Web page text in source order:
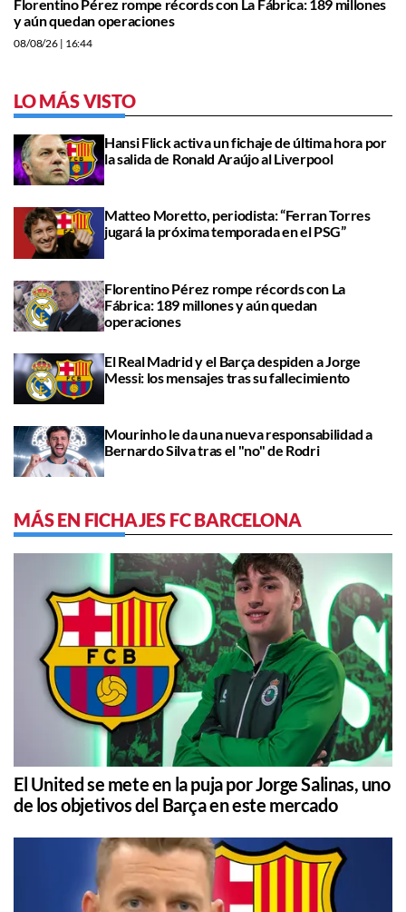
Florentino Pérez rompe récords con La Fábrica: 189 millones
y aún quedan operaciones
08/08/26 | 16:44
LO MÁS VISTO
Hansi Flick activa un fichaje de última hora por
la salida de Ronald Araújo al Liverpool
Matteo Moretto, periodista: “Ferran Torres
jugará la próxima temporada en el PSG”
Florentino Pérez rompe récords con La
Fábrica: 189 millones y aún quedan
operaciones
El Real Madrid y el Barça despiden a Jorge
Messi: los mensajes tras su fallecimiento
Mourinho le da una nueva responsabilidad a
Bernardo Silva tras el "no" de Rodri
MÁS EN FICHAJES FC BARCELONA
El United se mete en la puja por Jorge Salinas, uno
de los objetivos del Barça en este mercado